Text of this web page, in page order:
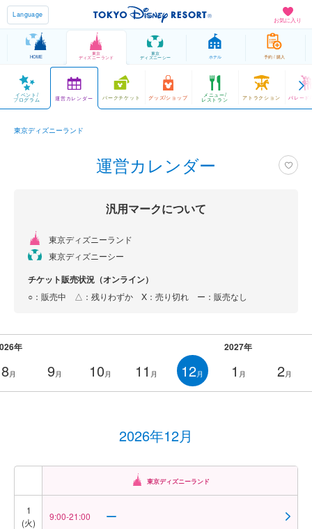
お気に入り
Language
HOME
東京
ディズニーランド
東京
ディズニーシー ホテル 予約 / 購入
イベント/
プログラム 運営カレンダー パークチケット グッズ/ショップ メニュー/
レストラン アトラクション パレード
東京ディズニーランド
運営カレンダー
汎用マークについて
東京ディズニーランド
東京ディズニーシー
チケット販売状況（オンライン）
○：販売中 △：残りわずか X：売り切れ ー：販売なし
年
8月 9月 10 月 11 月 12月
2027年
1 月 2月
2026年12月
東京ディズニーランド
1
(火)
9:00-21:00